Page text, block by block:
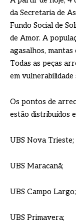
da Secretaria de
Fundo Social de
de Amor. A
agasalhos, mantas
Todas as peças
em vulnerabilidade
Os pontos de
estão distribuídos
UBS Nova Trieste;
UBS Maracanã;
UBS Campo Largo;
UBS Primavera;